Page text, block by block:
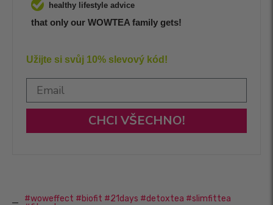
healthy lifestyle advice
that only our WOWTEA family gets!
Užijte si svůj 10% slevový kód!
CHCI VŠECHNO!
#woweffect #biofit #21days #detoxtea #slimfittea